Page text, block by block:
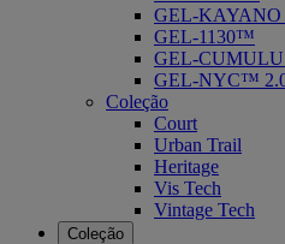
GEL-
GEL-1130™
GEL-
GEL-NYC™
Coleção
Court
Urban Trail
Heritage
Vis Tech
Vintage Tech
Coleção